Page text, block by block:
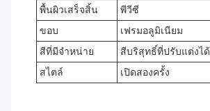
พื้นผิวเสร็จสิ้น
พีวีซี
ขอบ
เฟรมอลูมิเนียม
สีที่มีจำหน่าย
สีบริสุทธิ์ที่ปรับแต่งได้
สไตล์
เปิดสองครั้ง